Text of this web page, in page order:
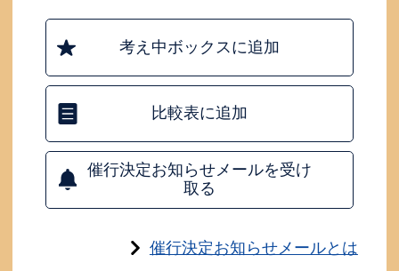
考え中ボックスに追加
比較表に追加
催行決定お知らせメールを受け
取る
催行決定お知らせメールとは